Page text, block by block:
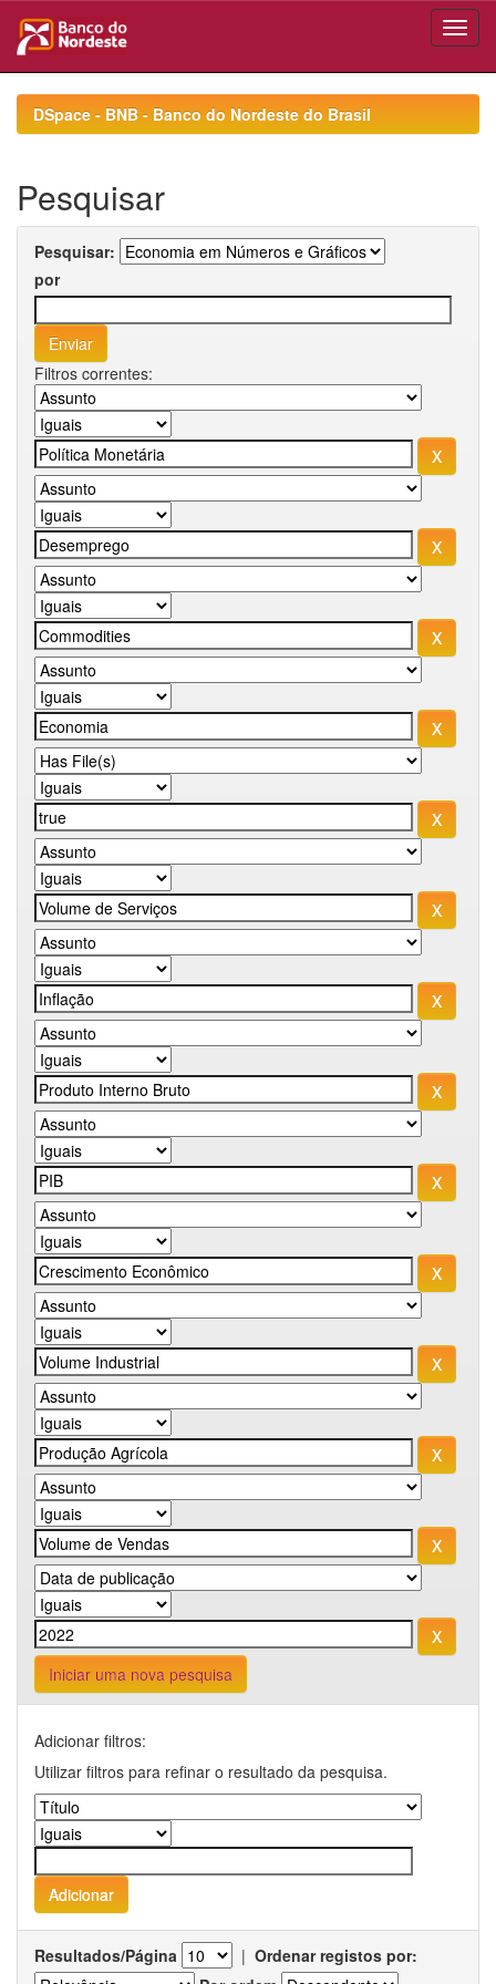
navigationDSpace - BNB - Banco do Nordeste do Brasil
Pesquisar
Pesquisar:
por
Filtros correntes:
Iniciar uma nova pesquisa
Adicionar filtros:
Utilizar filtros para refinar o resultado da pesquisa.
Resultados/Página | Ordenar registos por: